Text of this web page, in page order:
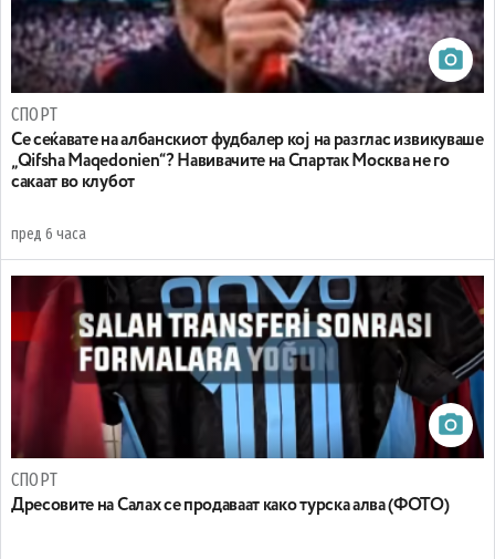
СПОРТ
Се сеќавате на албанскиот фудбалер кој на разглас извикуваше
„Qifsha Maqedonien“? Навивачите на Спартак Москва не го
сакаат во клубот
пред 6 часа
СПОРТ
Дресовите на Салах се продаваат како турска алва (ФОТО)